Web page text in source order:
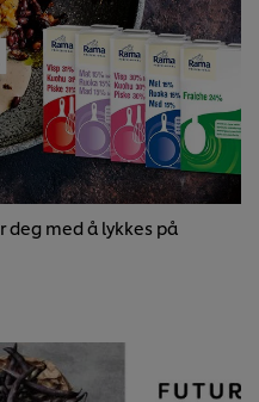
med å lykkes på